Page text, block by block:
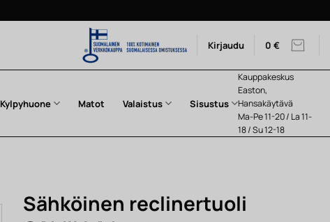
Kirjaudu 0 €
Kylpyhuone Matot Valaistus Sisustus
Kauppakeskus
Easton,
Hansakäytävä
Ma-Pe 11-20 / La 11-
18 / Su 12-18
Sähköinen reclinertuoli